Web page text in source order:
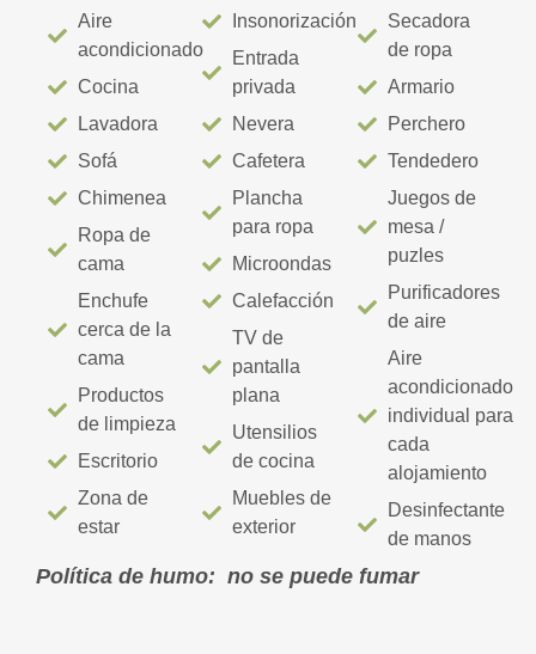
Aire
acondicionado
Cocina
Lavadora
Sofá
Chimenea
Ropa de
cama
Enchufe
cerca de la
cama
Productos
de limpieza
Escritorio
Zona de
estar
Insonorización
Entrada
privada
Nevera
Cafetera
Plancha
para ropa
Microondas
Calefacción
TV de
pantalla
plana
Utensilios
de cocina
Muebles de
exterior
Secadora
de ropa
Armario
Perchero
Tendedero
Juegos de
mesa /
puzles
Purificadores
de aire
Aire
acondicionado
individual para
cada
alojamiento
Desinfectante
de manos
Política de humo: no se puede fumar